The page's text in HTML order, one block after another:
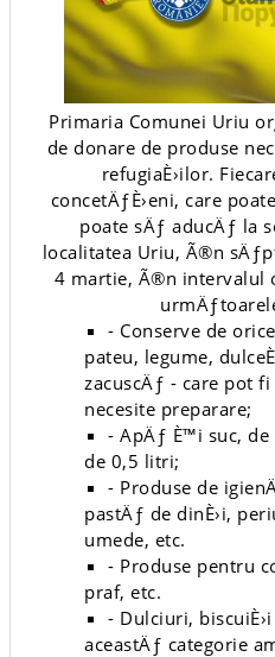
Primaria Comunei Uriu
de donare de produse
refugiaÈ›ilor.
concetÄƒÈ›eni, care
poate sÄƒ aducÄƒ la
localitatea Uriu, Ã®n
4 martie, Ã®n intervalul
- Conserve de
pateu, legume,
zacuscÄƒ - care pot
necesite preparare;
- ApÄƒ È™i suc,
de 0,5 litri;
- Produse de
pastÄƒ de dinÈ›i,
umede, etc.
- Produse pentru
praf, etc.
- Dulciuri,
aceastÄƒ categorie